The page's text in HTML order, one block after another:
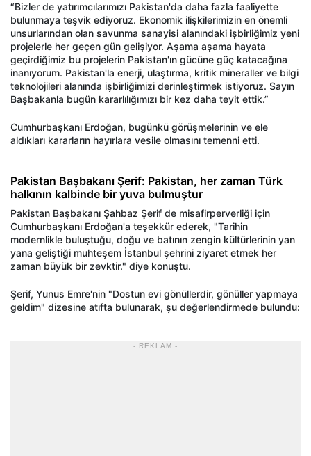
“Bizler de yatırımcılarımızı Pakistan'da daha fazla faaliyette
bulunmaya teşvik ediyoruz. Ekonomik ilişkilerimizin en önemli
unsurlarından olan savunma sanayisi alanındaki işbirliğimiz yeni
projelerle her geçen gün gelişiyor. Aşama aşama hayata
geçirdiğimiz bu projelerin Pakistan'ın gücüne güç katacağına
inanıyorum. Pakistan'la enerji, ulaştırma, kritik mineraller ve bilgi
teknolojileri alanında işbirliğimizi derinleştirmek istiyoruz. Sayın
Başbakanla bugün kararlılığımızı bir kez daha teyit ettik.”
Cumhurbaşkanı Erdoğan, bugünkü görüşmelerinin ve ele
aldıkları kararların hayırlara vesile olmasını temenni etti.
Pakistan Başbakanı Şerif: Pakistan, her zaman Türk
halkının kalbinde bir yuva bulmuştur
Pakistan Başbakanı Şahbaz Şerif de misafirperverliği için
Cumhurbaşkanı Erdoğan'a teşekkür ederek, "Tarihin
modernlikle buluştuğu, doğu ve batının zengin kültürlerinin yan
yana geliştiği muhteşem İstanbul şehrini ziyaret etmek her
zaman büyük bir zevktir." diye konuştu.
Şerif, Yunus Emre'nin "Dostun evi gönüllerdir, gönüller yapmaya
geldim" dizesine atıfta bulunarak, şu değerlendirmede bulundu:
- REKLAM -